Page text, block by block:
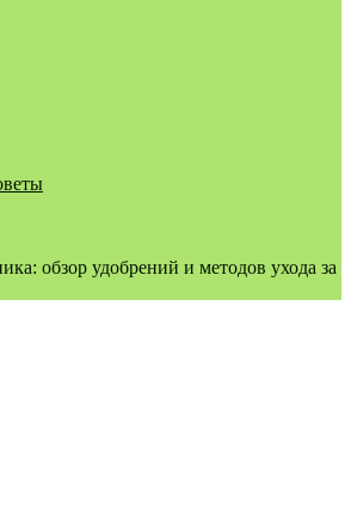
обзор удобрений и методов ухода за